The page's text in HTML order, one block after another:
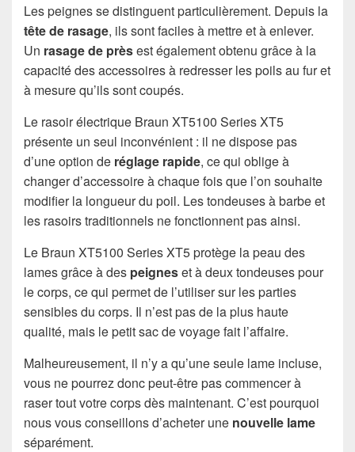
Les peignes se distinguent particulièrement. Depuis la
tête de rasage, ils sont faciles à mettre et à enlever.
Un rasage de prèsest également obtenu grâce à la
capacité des accessoires à redresser les poils au fur et
à mesure qu’ils sont coupés.
Le rasoir électrique Braun XT5100 Series XT5
présente un seul inconvénient : il ne dispose pas
d’une option de réglage rapide, ce qui oblige à
changer d’accessoire à chaque fois que l’on souhaite
modifier la longueur du poil. Les tondeuses à barbe et
les rasoirs traditionnels ne fonctionnent pas ainsi.
Le Braun XT5100 Series XT5 protège la peau des
lames grâce à des peigneset à deux tondeuses pour
le corps, ce qui permet de l’utiliser sur les parties
sensibles du corps. Il n’est pas de la plus haute
qualité, mais le petit sac de voyage fait l’affaire.
Malheureusement, il n’y a qu’une seule lame incluse,
vous ne pourrez donc peut-être pas commencer à
raser tout votre corps dès maintenant. C’est pourquoi
nous vous conseillons d’acheter une nouvelle lame
séparément.